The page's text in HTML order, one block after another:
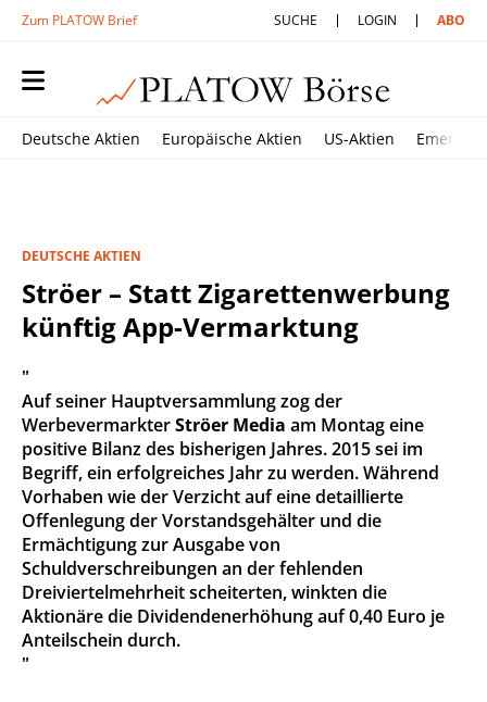
Zum PLATOW Brief SUCHE LOGIN ABO
Deutsche Aktien Europäische Aktien US-Aktien
DEUTSCHE AKTIEN
Ströer – Statt Zigarettenwerbung
künftig App-Vermarktung
"
Auf seiner Hauptversammlung zog der
WerbevermarkterStröer Media am Montag eine
positive Bilanz des bisherigen Jahres. 2015 sei im
Begriff, ein erfolgreiches Jahr zu werden. Während
Vorhaben wie der Verzicht auf eine detaillierte
Offenlegung der Vorstandsgehälter und die
Ermächtigung zur Ausgabe von
Schuldverschreibungen an der fehlenden
Dreiviertelmehrheit scheiterten, winkten die
Aktionäre die Dividendenerhöhung auf 0,40 Euro je
Anteilschein durch.
"